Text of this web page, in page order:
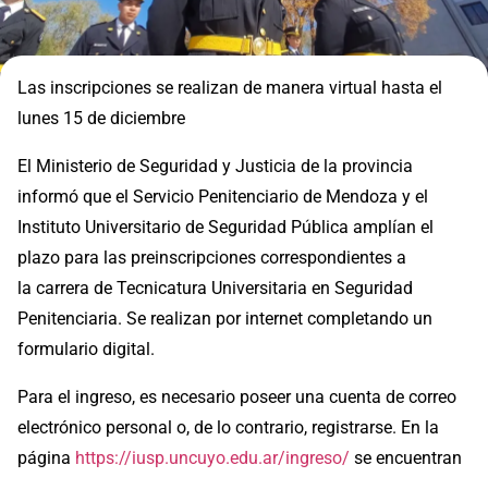
Las inscripciones se realizan de manera virtual hasta el
lunes 15 de diciembre
El Ministerio de Seguridad y Justicia de la provincia
informó que el Servicio Penitenciario de Mendoza y el
Instituto Universitario de Seguridad Pública amplían el
plazo para las preinscripciones correspondientes a
la carrera de Tecnicatura Universitaria en Seguridad
Penitenciaria. Se realizan por internet completando un
formulario digital.
Para el ingreso, es necesario poseer una cuenta de correo
electrónico personal o, de lo contrario, registrarse. En la
página https://iusp.uncuyo.edu.ar/ingreso/ se encuentran